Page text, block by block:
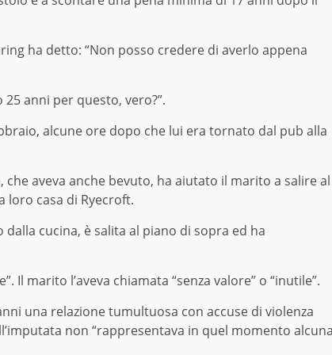
ha detto: “Non posso credere di averlo appena
anni per questo, vero?”.
alcune ore dopo che lui era tornato dal pub alla
aveva anche bevuto, ha aiutato il marito a salire al
loro casa di Ryecroft.
cucina, è salita al piano di sopra ed ha
Il marito l’aveva chiamata “senza valore” o “inutile”.
una relazione tumultuosa con accuse di violenza
non “rappresentava in quel momento